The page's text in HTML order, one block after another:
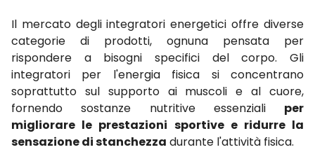
Il mercato degli integratori energetici offre diverse
categorie di prodotti, ognuna pensata per
rispondere a bisogni specifici del corpo. Gli
integratori per l'energia fisica si concentrano
soprattutto sul supporto ai muscoli e al cuore,
fornendo sostanze nutritive essenziali per
migliorare le prestazioni sportive e ridurre la
sensazione di stanchezza durante l'attività fisica.